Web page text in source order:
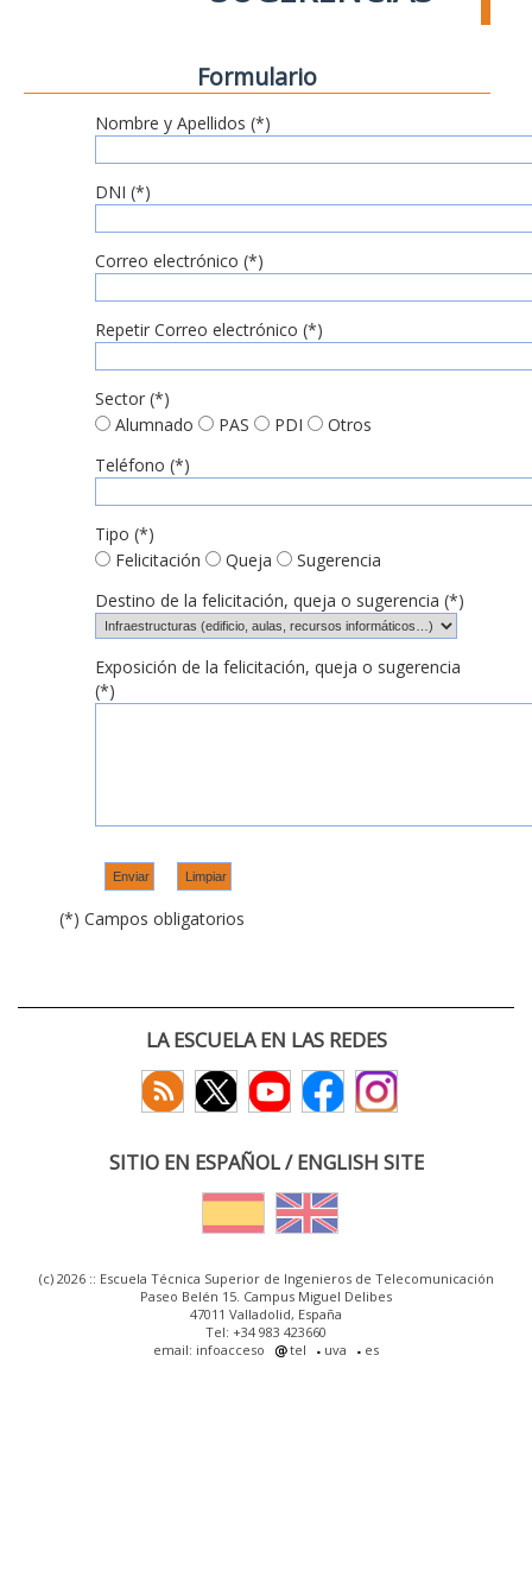
Formulario
Nombre y Apellidos (*)
DNI (*)
Correo electrónico (*)
Repetir Correo electrónico (*)
Sector (*)
Alumnado
PAS PDI
Otros
Teléfono (*)
Tipo (*)
Felicitación
Queja
Sugerencia
Destino de la felicitación, queja o sugerencia (*)
Exposición de la felicitación, queja o sugerencia
(*)
(*) Campos obligatorios
LA ESCUELA EN LAS REDES
SITIO EN ESPAÑOL / ENGLISH SITE
(c) 2026 :: Escuela Técnica Superior de Ingenieros de Telecomunicación
Paseo Belén 15. Campus Miguel Delibes
47011 Valladolid, España
Tel: +34 983 423660
email: infoacceso
tel uva es